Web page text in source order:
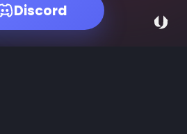
Discord